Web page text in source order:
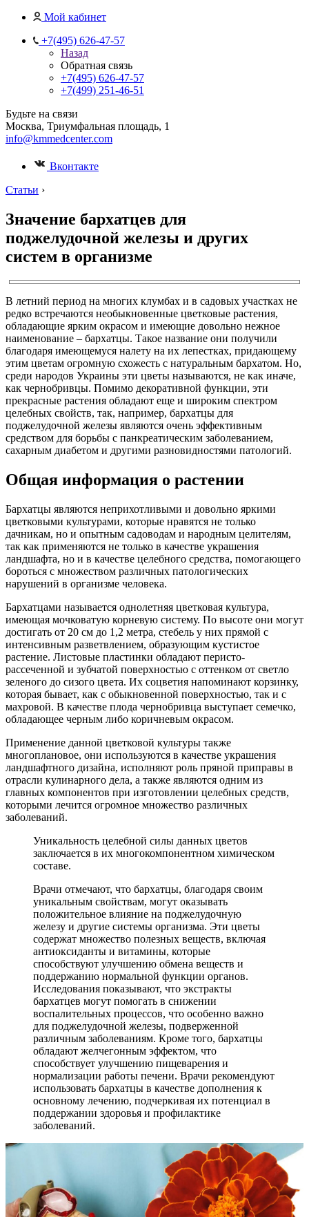
Мой кабинет
+7(495) 626-47-57
Назад
Обратная связь
+7(495) 626-47-57
+7(499) 251-46-51
Будьте на связи
Москва, Триумфальная площадь, 1
info@kmmedcenter.com
Вконтакте
Статьи ›
Значение бархатцев для
поджелудочной железы и других
систем в организме
В летний период на многих клумбах и в садовых участках не
редко встречаются необыкновенные цветковые растения,
обладающие ярким окрасом и имеющие довольно нежное
наименование – бархатцы. Такое название они получили
благодаря имеющемуся налету на их лепестках, придающему
этим цветам огромную схожесть с натуральным бархатом. Но,
среди народов Украины эти цветы называются, не как иначе,
как чернобривцы. Помимо декоративной функции, эти
прекрасные растения обладают еще и широким спектром
целебных свойств, так, например, бархатцы для
поджелудочной железы являются очень эффективным
средством для борьбы с панкреатическим заболеванием,
сахарным диабетом и другими разновидностями патологий.
Общая информация о растении
Бархатцы являются неприхотливыми и довольно яркими
цветковыми культурами, которые нравятся не только
дачникам, но и опытным садоводам и народным целителям,
так как применяются не только в качестве украшения
ландшафта, но и в качестве целебного средства, помогающего
бороться с множеством различных патологических
нарушений в организме человека.
Бархатцами называется однолетняя цветковая культура,
имеющая мочковатую корневую систему. По высоте они могут
достигать от 20 см до 1,2 метра, стебель у них прямой с
интенсивным разветвлением, образующим кустистое
растение. Листовые пластинки обладают перисто-
рассеченной и зубчатой поверхностью с оттенком от светло
зеленого до сизого цвета. Их соцветия напоминают корзинку,
которая бывает, как с обыкновенной поверхностью, так и с
махровой. В качестве плода чернобривца выступает семечко,
обладающее черным либо коричневым окрасом.
Применение данной цветковой культуры также
многоплановое, они используются в качестве украшения
ландшафтного дизайна, исполняют роль пряной приправы в
отрасли кулинарного дела, а также являются одним из
главных компонентов при изготовлении целебных средств,
которыми лечится огромное множество различных
заболеваний.
Уникальность целебной силы данных цветов
заключается в их многокомпонентном химическом
составе.
Врачи отмечают, что бархатцы, благодаря своим
уникальным свойствам, могут оказывать
положительное влияние на поджелудочную
железу и другие системы организма. Эти цветы
содержат множество полезных веществ, включая
антиоксиданты и витамины, которые
способствуют улучшению обмена веществ и
поддержанию нормальной функции органов.
Исследования показывают, что экстракты
бархатцев могут помогать в снижении
воспалительных процессов, что особенно важно
для поджелудочной железы, подверженной
различным заболеваниям. Кроме того, бархатцы
обладают желчегонным эффектом, что
способствует улучшению пищеварения и
нормализации работы печени. Врачи рекомендуют
использовать бархатцы в качестве дополнения к
основному лечению, подчеркивая их потенциал в
поддержании здоровья и профилактике
заболеваний.